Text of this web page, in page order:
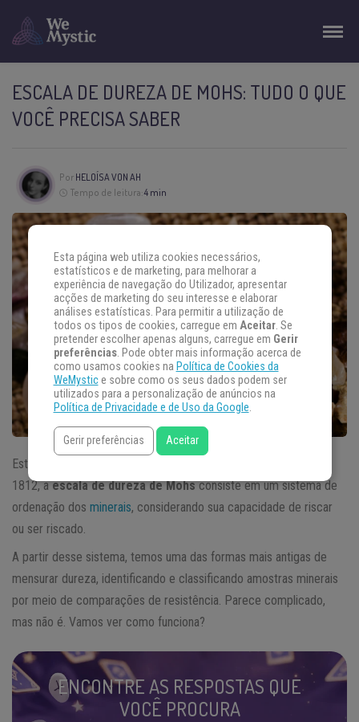
ESCALA DE DUREZA DE MOHS: TUDO O QUE
VOCÊ PRECISA SABER
Por HELOÍSA VON AH
Tempo de leitura:4 min
Estabelecida pelo mineralogista alemão Friedrich Vilar Mohs em
1812, aescala de dureza de Mohsconsiste em um sistema de
ordenação dos minerais, considerando sua capacidade de riscar
ou ser riscado.
A partir desse sistema, temos uma das formas mais antigas de
mensurar dureza, identificando e classificando amostras minerais
por meio de comparações de resistência. Parece complicado,
mas não é. Vamos ver como funciona?
ENCONTRE AS RESPOSTAS QUE
VOCÊ PROCURA
Esta página web utiliza cookies necessários,
estatísticos e de marketing, para melhorar a
experiência de navegação do Utilizador, apresentar
acções de marketing do seu interesse e elaborar
análises estatísticas. Para permitir a utilização de
todos os tipos de cookies, carregue em Aceitar. Se
pretender escolher apenas alguns, carregue em Gerir
preferências. Pode obter mais informação acerca de
como usamos cookies na Política de Cookies da
WeMystice sobre como os seus dados podem ser
utilizados para a personalização de anúncios na
Política de Privacidade e de Uso da Google.
Gerir preferências Aceitar